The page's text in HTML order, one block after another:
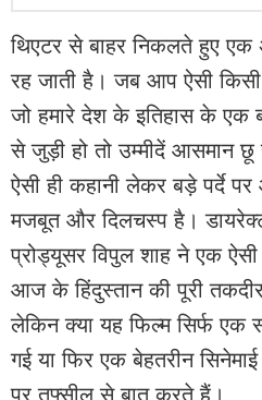
थिएटर से बाहर निकलते हुए
रह जाती है। जब आप ऐसी
जो हमारे देश के इतिहास के
से जुड़ी हो तो उम्मीदें आसमान छू
ऐसी ही कहानी लेकर बड़े पर्दे
मजबूत और दिलचस्प है।
प्रोड्यूसर विपुल शाह ने एक
आज के हिंदुस्तान की पूरी
लेकिन क्या यह फिल्म सिर्फ एक
गई या फिर एक बेहतरीन
पर तफ्सील से बात करते हैं।